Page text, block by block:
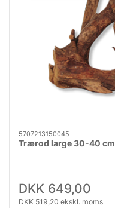
5707213150045
Trærod large 30-40 cm
DKK 649,00
DKK 519,20 ekskl. moms